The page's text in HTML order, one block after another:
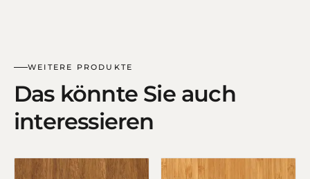
WEITERE PRODUKTE
Das könnte Sie auch
interessieren